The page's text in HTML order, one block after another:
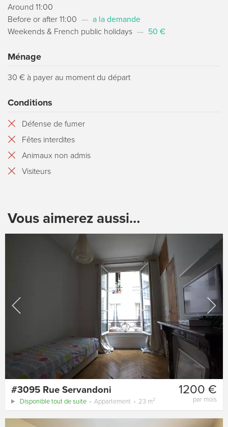
Around 11:00
Before or after 11:00 — a la demande
Weekends & French public holidays — 50 €
Ménage
30 € à payer au moment du départ
Conditions
Défense de fumer
Fêtes interdites
Animaux non admis
Visiteurs
Vous aimerez aussi…
1200 €
par mois
#3095 Rue Servandoni
Disponible tout de suite Appartement 23 m²